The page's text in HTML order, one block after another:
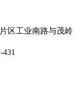
区工业南路与茂岭